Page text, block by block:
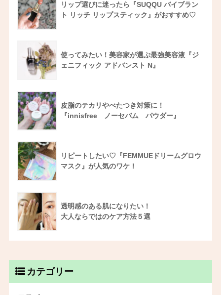
リップ選びに迷ったら『SUQQU バイブラン
ト リッチ リップスティック』がおすすめ♡
使ってみたい！美容家が選ぶ最強美容液『ジ
ェニフィック アドバンスト N』
皮脂のテカリやべたつき対策に！
『innisfree ノーセバム パウダー』
リピートしたい♡『FEMMUEドリームグロウ
マスク』が人気のワケ！
透明感のある肌になりたい！
大人ならではのケア方法５選
カテゴリー